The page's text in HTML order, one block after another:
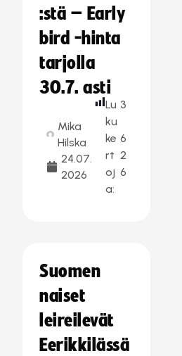
:stä – Early
bird -hinta
tarjolla
30.7. asti
Mika
Hilska
24.07.
2026
Lu
ku
ke
rt
oj
a:
3
6
2
6
Suomen
naiset
leireilevät
Eerikkilässä